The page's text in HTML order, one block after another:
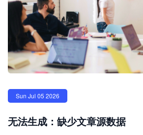
Sun Jul 05 2026
无法生成：缺少文章源数据